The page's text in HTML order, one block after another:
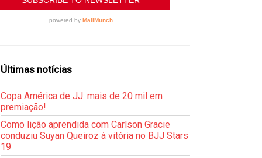
Últimas notícias
Copa América de JJ: mais de 20 mil em
premiação!
Como lição aprendida com Carlson Gracie
conduziu Suyan Queiroz à vitória no BJJ Stars
19